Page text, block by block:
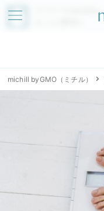
アプリでmichillが
michill byGMO（ミチル）